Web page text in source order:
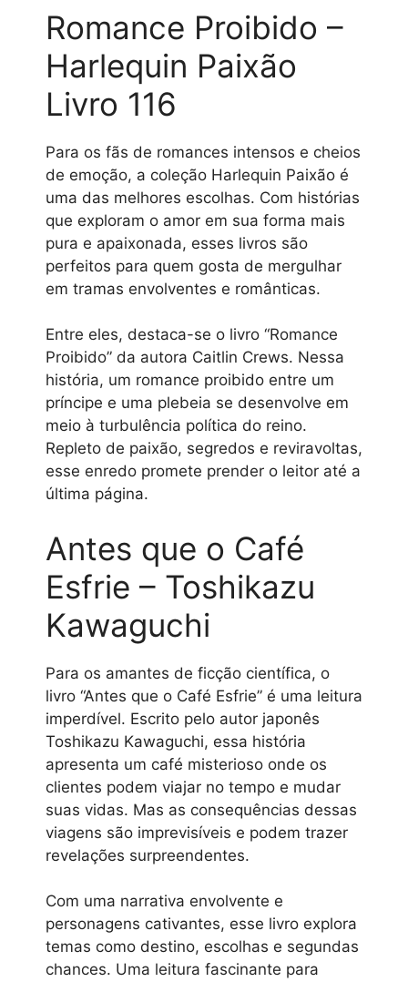
Romance Proibido –
Harlequin Paixão
Livro 116
Para os fãs de romances intensos e cheios
de emoção, a coleção Harlequin Paixão é
uma das melhores escolhas. Com histórias
que exploram o amor em sua forma mais
pura e apaixonada, esses livros são
perfeitos para quem gosta de mergulhar
em tramas envolventes e românticas.
Entre eles, destaca-se o livro “Romance
Proibido” da autora Caitlin Crews. Nessa
história, um romance proibido entre um
príncipe e uma plebeia se desenvolve em
meio à turbulência política do reino.
Repleto de paixão, segredos e reviravoltas,
esse enredo promete prender o leitor até a
última página.
Antes que o Café
Esfrie – Toshikazu
Kawaguchi
Para os amantes de ficção científica, o
livro “Antes que o Café Esfrie” é uma leitura
imperdível. Escrito pelo autor japonês
Toshikazu Kawaguchi, essa história
apresenta um café misterioso onde os
clientes podem viajar no tempo e mudar
suas vidas. Mas as consequências dessas
viagens são imprevisíveis e podem trazer
revelações surpreendentes.
Com uma narrativa envolvente e
personagens cativantes, esse livro explora
temas como destino, escolhas e segundas
chances. Uma leitura fascinante para